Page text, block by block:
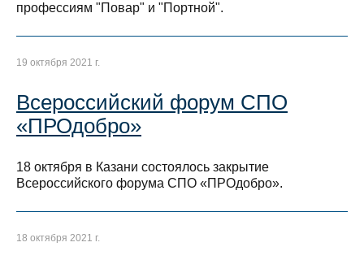
профессиям "Повар" и "Портной".
19 октября 2021 г.
Всероссийский форум СПО
«ПРОдобро»
18 октября в Казани состоялось закрытие
Всероссийского форума СПО «ПРОдобро».
18 октября 2021 г.